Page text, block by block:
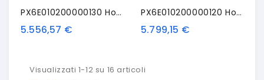
PX6E010200000130 Honeywell PX6i, 12 Punti /mm (300dpi), Disp. (colour), RTC, RFID, Multi-IF (Ethernet)
5.556,57 €
PX6E010200000120 Honeywell PX6i, 8 Punti /mm (203dpi), Disp. (colour), RTC, RFID, Multi-IF (Ethernet)
5.799,15 €
Visualizzati 1-12 su 16 articoli